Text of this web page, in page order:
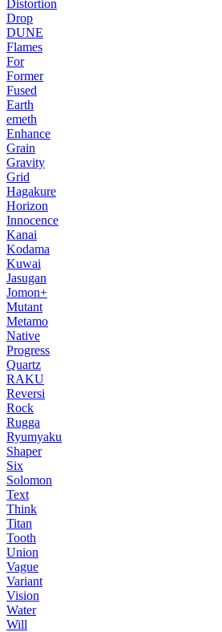
Distortion
Drop
DUNE
Flames
For
Former
Fused
Earth
emeth
Enhance
Grain
Gravity
Grid
Hagakure
Horizon
Innocence
Kanai
Kodama
Kuwai
Jasugan
Jomon+
Mutant
Metamo
Native
Progress
Quartz
RAKU
Reversi
Rock
Rugga
Ryumyaku
Shaper
Six
Solomon
Text
Think
Titan
Tooth
Union
Vague
Variant
Vision
Water
Will